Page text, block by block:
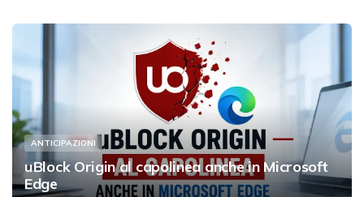
ANTICIPAZIONI
uBlock Origin al capolinea anche in Microsoft
Edge